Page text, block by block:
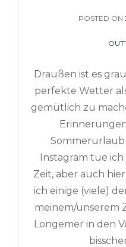
POSTED ON
Draußen ist es
perfekte Wetter
gemütlich zu
Instagram tue ich
Zeit, aber auch
ich einige (viele)
meinem/unserem
Longemer in den